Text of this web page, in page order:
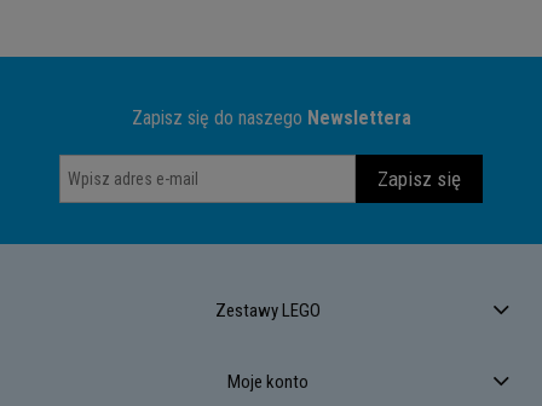
Zapisz się do naszego Newslettera
Zapisz się
Zestawy LEGO
Moje konto